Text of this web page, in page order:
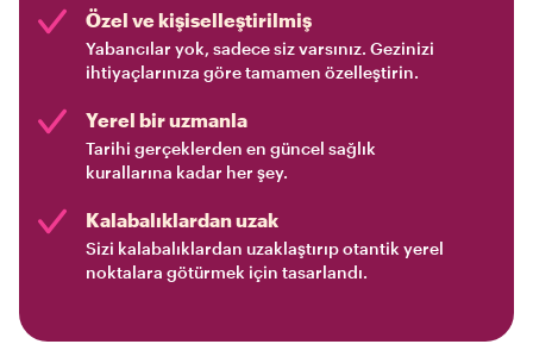
Özel ve kişiselleştirilmiş
Yabancılar yok, sadece siz varsınız. Gezinizi
ihtiyaçlarınıza göre tamamen özelleştirin.
Yerel bir uzmanla
Tarihi gerçeklerden en güncel sağlık
kurallarına kadar her şey.
Kalabalıklardan uzak
Sizi kalabalıklardan uzaklaştırıp otantik yerel
noktalara götürmek için tasarlandı.